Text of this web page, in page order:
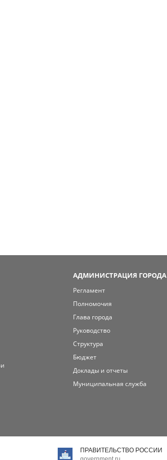
АДМИНИСТРАЦИЯ ГОРОДА
Регламент
Полномочия
Глава города
Руководство
Структура
Бюджет
Доклады и отчеты
Муниципальная служба
ПРАВИТЕЛЬСТВО РОССИИ